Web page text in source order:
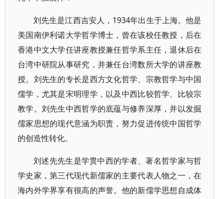
刘先生是江西吉安人，1934年出生于上海。他是
美国南伊利诺大学哲学博士，曾在该校任教授，后在
香港中文大学任讲座教授兼任哲学系主任，退休后在
台湾中研院从事研究，并兼任台湾数所大学的讲座教
授。刘先生的专长是西方文化哲学、宗教哲学与中国
儒学，尤其是宋明理学，以及中西比较哲学、比较宗
教学。刘先生中西哲学的底蕴与修养深厚，并以发掘
儒家思想的现代意涵为职责，努力促进传统中国哲学
的创造性转化。
刘述先先生是学贯中西的学者、著名哲学家与哲
学史家，第三代现代新儒家的主要代表人物之一，在
海内外学界享有很高的声誉。他的新儒学思想自成体